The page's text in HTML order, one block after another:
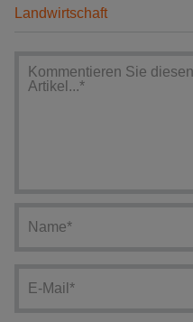
Landwirtschaft